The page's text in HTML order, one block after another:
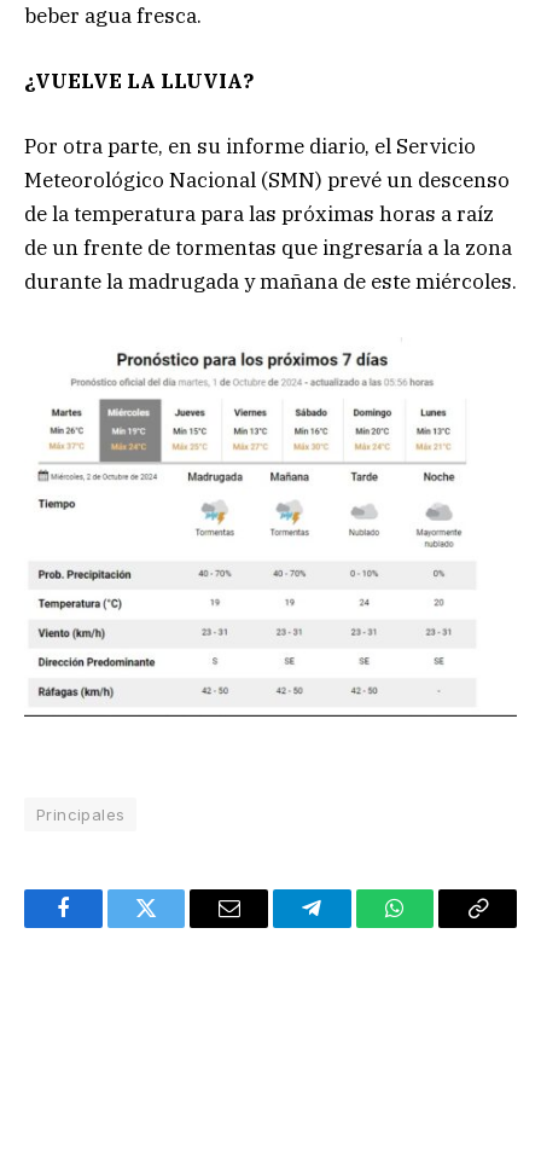
beber agua fresca.
¿VUELVE LA LLUVIA?
Por otra parte, en su informe diario, el Servicio
Meteorológico Nacional (SMN) prevé un descenso
de la temperatura para las próximas horas a raíz
de un frente de tormentas que ingresaría a la zona
durante la madrugada y mañana de este miércoles.
Principales
FacebookTwitter Email TelegramWhatsAppCopy